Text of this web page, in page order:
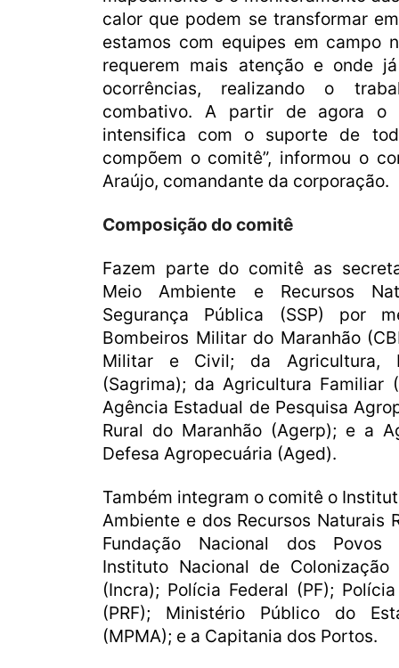
calor que podem se transformar
estamos com equipes em campo
requerem mais atenção e onde
ocorrências, realizando o
combativo. A partir de agora o
intensifica com o suporte de
compõem o comitê”, informou o
Araújo, comandante da corporação.
Composição do comitê
Fazem parte do comitê as
Meio Ambiente e Recursos
Segurança Pública (SSP) por
Bombeiros Militar do Maranhão
Militar e Civil; da Agricultura,
(Sagrima); da Agricultura Familiar
Agência Estadual de Pesquisa
Rural do Maranhão (Agerp); e a
Defesa Agropecuária (Aged).
Também integram o comitê o
Ambiente e dos Recursos Naturais
Fundação Nacional dos Povos
Instituto Nacional de
(Incra); Polícia Federal (PF);
(PRF); Ministério Público do
(MPMA); e a Capitania dos Portos.